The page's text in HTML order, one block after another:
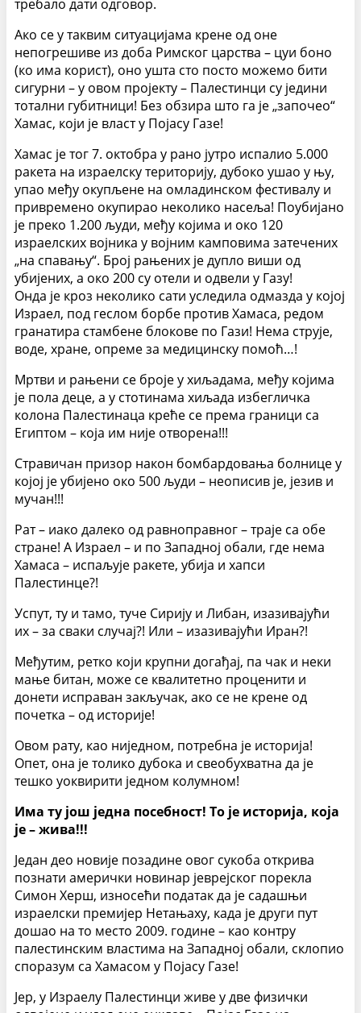
требало дати одговор.
Ако се у таквим ситуацијама крене од оне
непогрешиве из доба Римског царства – цуи боно
(ко има корист), оно ушта сто посто можемо бити
сигурни – у овом пројекту – Палестинци су једини
тотални губитници! Без обзира што га је „започео“
Хамас, који је власт у Појасу Газе!
Хамас је тог 7. октобра у рано јутро испалио 5.000
ракета на израелску територију, дубоко ушао у њу,
упао међу окупљене на омладинском фестивалу и
привремено окупирао неколико насеља! Поубијано
је преко 1.200 људи, међу којима и око 120
израелских војника у војним камповима затечених
„на спавању“. Број рањених је дупло виши од
убијених, а око 200 су отели и одвели у Газу!
Онда је кроз неколико сати уследила одмазда у којој
Израел, под геслом борбе против Хамаса, редом
гранатира стамбене блокове по Гази! Нема струје,
воде, хране, опреме за медицинску помоћ…!
Мртви и рањени се броје у хиљадама, међу којима
је пола деце, а у стотинама хиљада избегличка
колона Палестинаца креће се према граници са
Египтом – која им није отворена!!!
Стравичан призор након бомбардовања болнице у
којој је убијено око 500 људи – неописив је, језив и
мучан!!!
Рат – иако далеко од равноправног – траје са обе
стране! А Израел – и по Западној обали, где нема
Хамаса – испаљује ракете, убија и хапси
Палестинце?!
Успут, ту и тамо, туче Сирију и Либан, изазивајући
их – за сваки случај?! Или – изазивајући Иран?!
Међутим, ретко који крупни догађај, па чак и неки
мање битан, може се квалитетно проценити и
донети исправан закључак, ако се не крене од
почетка – од историје!
Овом рату, као ниједном, потребна је историја!
Опет, она је толико дубока и свеобухватна да је
тешко уоквирити једном колумном!
Има ту још једна посебност! То је историја, која
је – жива!!!
Један део новије позадине овог сукоба открива
познати амерички новинар јеврејског порекла
Симон Херш, износећи податак да је садашњи
израелски премијер Нетањаху, када је други пут
дошао на то место 2009. године – као контру
палестинским властима на Западној обали, склопио
споразум са Хамасом у Појасу Газе!
Јер, у Израелу Палестинци живе у две физички